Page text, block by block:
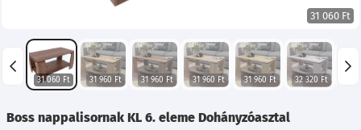
31 060 Ft
31 060 Ft 31 960 Ft 31 960 Ft 31 960 Ft 31 960 Ft 32 320 Ft
Boss nappalisornak KL 6. eleme Dohányzóasztal